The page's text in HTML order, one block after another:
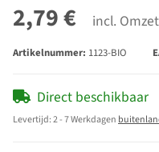
2,79 € incl.
Artikelnummer: 1123-BIO
Direct beschikbaar
Levertijd:2 - 7 Werkdagen